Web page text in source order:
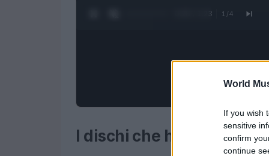
World
If you wish
sensitive
confirm
continue
0:28 / 1:23 1 /4
I dischi che hanno fatto